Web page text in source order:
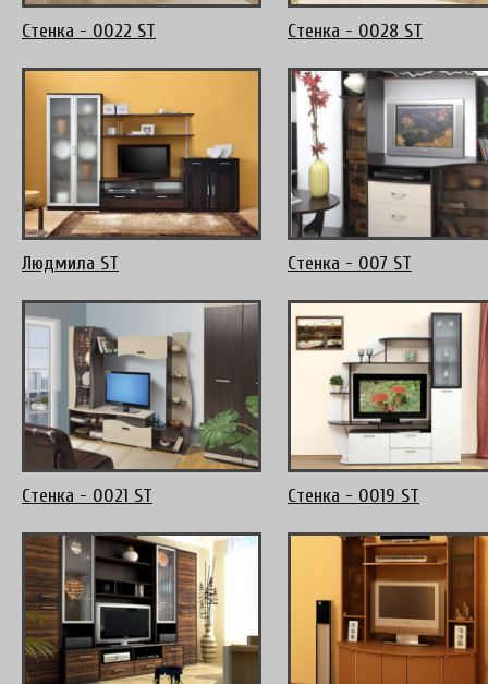
Стенка - 0022 ST Стенка - 0028 ST
Людмила ST Стенка - 007 ST
Стенка - 0021 ST Стенка - 0019 ST